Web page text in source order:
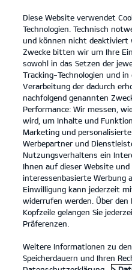
open
menu
KONFIGURATOR
Kia Picanto: Kraftstoffverbrauch
Emissionen kombiniert 110 – 127 g/
Kia Stonic: Kraftstoffverbrauch
Emissionen kombiniert 125 – 132 g/
Kia Ceed: Kraftstoffverbrauch
Emissionen kombiniert 127– 142 g/
Kia XCeed: Kraftstoffverbrauch
Kia ProCeed: Kraftstoffverbrauch
Emissionen kombiniert 142 g/km.
Kia Ceed Sportswagon:
l/100km; CO₂-Emissionen
CO₂-Emissionen kombiniert 131 –
Kia Sorento Kraftstoffverbrauch
Emissionen kombiniert 163 – 174 g/
Diese Website verwendet
Technologien. Technisch
und können nicht deaktiviert
Zwecke bitten wir um Ihre
sowohl in das Setzen der
Tracking-Technologien und in
Verarbeitung der dadurch
nachfolgend genannten
Performance: Wir messen,
wird, um Inhalte und
Marketing und
Werbepartner und
Nutzungsverhaltens ein
Ihnen auf dieser Website
interessenbasierte Werbung
Einwilligung kann jederzeit
widerrufen werden. Über den
Kopfzeile gelangen Sie
Präferenzen.
Weitere Informationen zu
Speicherdauern und Ihren